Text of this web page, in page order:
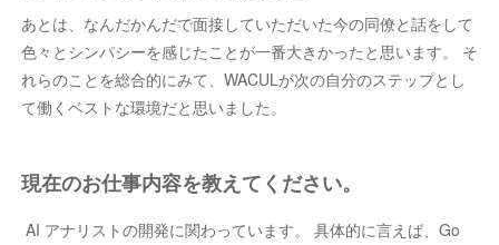
あとは、なんだかんだで面接していただいた今の同僚と話をして
色々とシンパシーを感じたことが一番大きかったと思います。 そ
れらのことを総合的にみて、WACULが次の自分のステップとし
て働くベストな環境だと思いました。
現在のお仕事内容を教えてください。
AI アナリストの開発に関わっています。 具体的に言えば、Go